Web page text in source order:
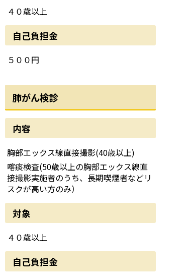
４０歳以上
自己負担金
５００円
肺がん検診
内容
胸部エックス線直接撮影(40歳以上)
喀痰検査(50歳以上の胸部エックス線直
接撮影実施者のうち、長期喫煙者などリ
スクが高い方のみ）
対象
４０歳以上
自己負担金